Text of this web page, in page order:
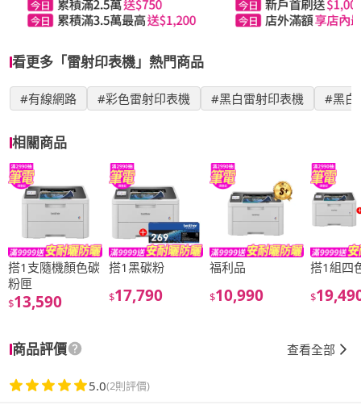
看更多「雷射印表機」熱門商品
#有線網路 #彩色雷射印表機 #黑白雷射印表機 #黑白
相關商品
搭1支隨機顏色碳
粉匣
$13,590
搭1黑碳粉
$17,790
福利品
$10,990
搭1組四
$
商品評價 查看全部
5.0(2則評價)